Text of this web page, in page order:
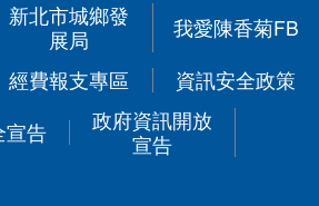
新北市城鄉發
展局
我愛陳香菊FB
經費報支專區
資訊安全政策
宣告
政府資訊開放
宣告